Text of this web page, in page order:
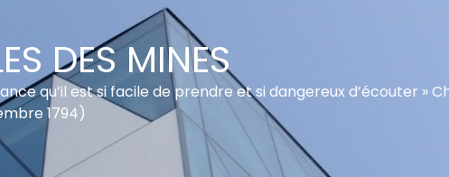
DES MINES
qu’il est si facile de prendre et si dangereux d’écouter »
1794)